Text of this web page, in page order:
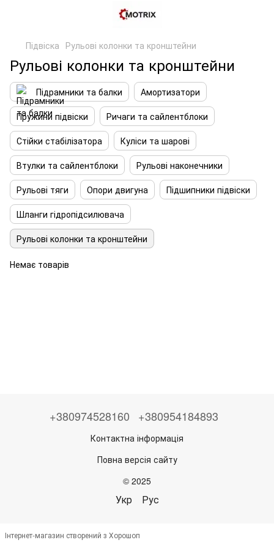
Підвіска Рульові колонки та кронштейни
Рульові колонки та кронштейни
Підрамники та балки
Амортизатори
Пружини підвіски
Ричаги та сайлентблоки
Стійки стабілізатора
Куліси та шарові
Втулки та сайлентблоки
Рульові наконечники
Рульові тяги
Опори двигуна
Підшипники підвіски
Шланги гідропідсилювача
Рульові колонки та кронштейни
Немає товарів
+380974528160 +380954184893
Контактна інформація
Повна версія сайту
© 2025
Укр Рус
Інтернет-магазин створений з Хорошоп